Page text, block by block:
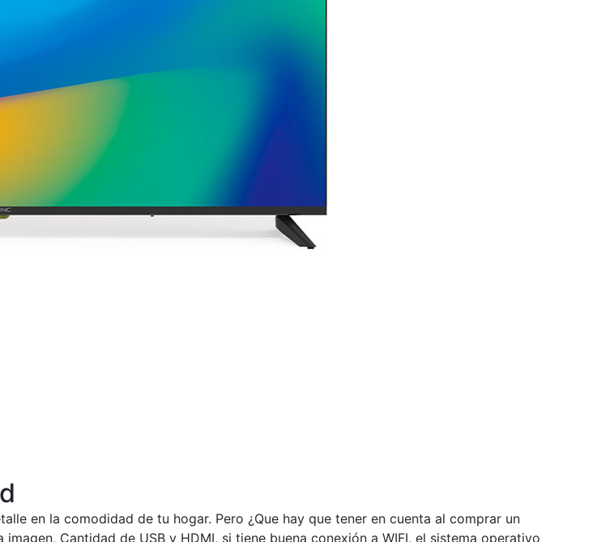
en la comodidad de tu hogar. Pero ¿Que hay que tener en cuenta al comprar un
Cantidad de USB y HDMI, si tiene buena conexión a WIFI, el sistema operativo